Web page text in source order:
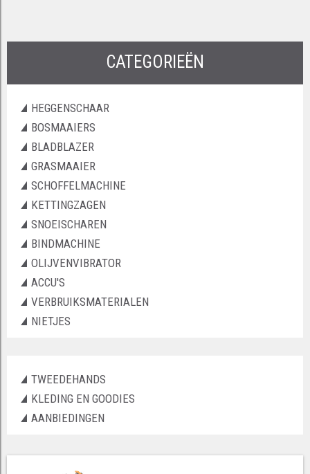
CATEGORIEËN
HEGGENSCHAAR
BOSMAAIERS
BLADBLAZER
GRASMAAIER
SCHOFFELMACHINE
KETTINGZAGEN
SNOEISCHAREN
BINDMACHINE
OLIJVENVIBRATOR
ACCU'S
VERBRUIKSMATERIALEN
NIETJES
TWEEDEHANDS
KLEDING EN GOODIES
AANBIEDINGEN